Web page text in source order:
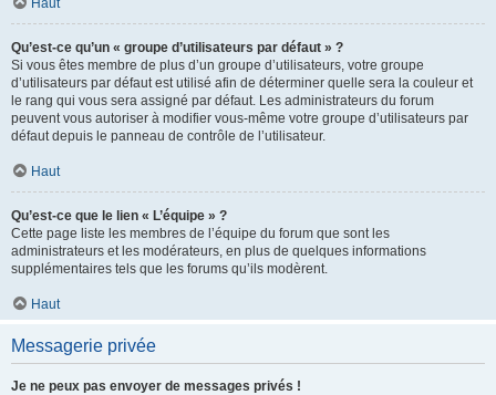
Haut
Qu’est-ce qu’un « groupe d’utilisateurs par défaut » ?
Si vous êtes membre de plus d’un groupe d’utilisateurs, votre groupe
d’utilisateurs par défaut est utilisé afin de déterminer quelle sera la couleur et
le rang qui vous sera assigné par défaut. Les administrateurs du forum
peuvent vous autoriser à modifier vous-même votre groupe d’utilisateurs par
défaut depuis le panneau de contrôle de l’utilisateur.
Haut
Qu’est-ce que le lien « L’équipe » ?
Cette page liste les membres de l’équipe du forum que sont les
administrateurs et les modérateurs, en plus de quelques informations
supplémentaires tels que les forums qu’ils modèrent.
Haut
Messagerie privée
Je ne peux pas envoyer de messages privés !